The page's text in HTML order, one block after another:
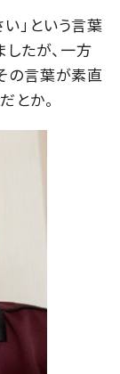
」という言葉
たが、一方
の言葉が素直
とか。